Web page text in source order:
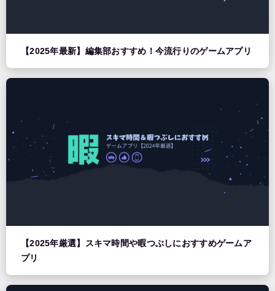
【2025年最新】編集部おすすめ！今流行りのゲームアプリ
【2025年厳選】スキマ時間や暇つぶしにおすすめゲームア
プリ